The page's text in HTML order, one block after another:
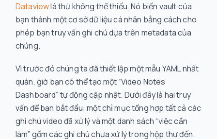
Dataviewlà thứ không thể thiếu. Nó biến vault của
bạn thành một cơ sở dữ liệu cá nhân bằng cách cho
phép bạn truy vấn ghi chú dựa trên metadata của
chúng.
Vì trước đó chúng ta đã thiết lập một mẫu YAML nhất
quán, giờ bạn có thể tạo một “Video Notes
Dashboard” tự động cập nhật. Dưới đây là hai truy
vấn để bạn bắt đầu: một chỉ mục tổng hợp tất cả các
ghi chú video đã xử lý và một danh sách “việc cần
làm” gồm các ghi chú chưa xử lý trong hộp thư đến.